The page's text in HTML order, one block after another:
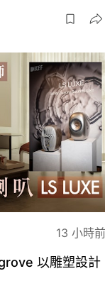
13 小時前
以雕塑設計